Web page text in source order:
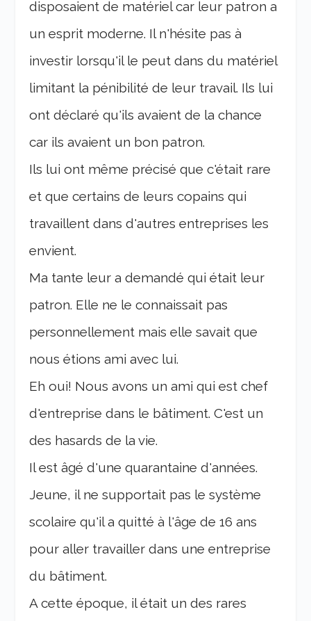
disposaient de matériel car leur patron a
un esprit moderne. Il n'hésite pas à
investir lorsqu'il le peut dans du matériel
limitant la pénibilité de leur travail. Ils lui
ont déclaré qu'ils avaient de la chance
car ils avaient un bon patron.
Ils lui ont même précisé que c'était rare
et que certains de leurs copains qui
travaillent dans d'autres entreprises les
envient.
Ma tante leur a demandé qui était leur
patron. Elle ne le connaissait pas
personnellement mais elle savait que
nous étions ami avec lui.
Eh oui! Nous avons un ami qui est chef
d'entreprise dans le bâtiment. C'est un
des hasards de la vie.
Il est âgé d'une quarantaine d'années.
Jeune, il ne supportait pas le système
scolaire qu'il a quitté à l'âge de 16 ans
pour aller travailler dans une entreprise
du bâtiment.
A cette époque, il était un des rares